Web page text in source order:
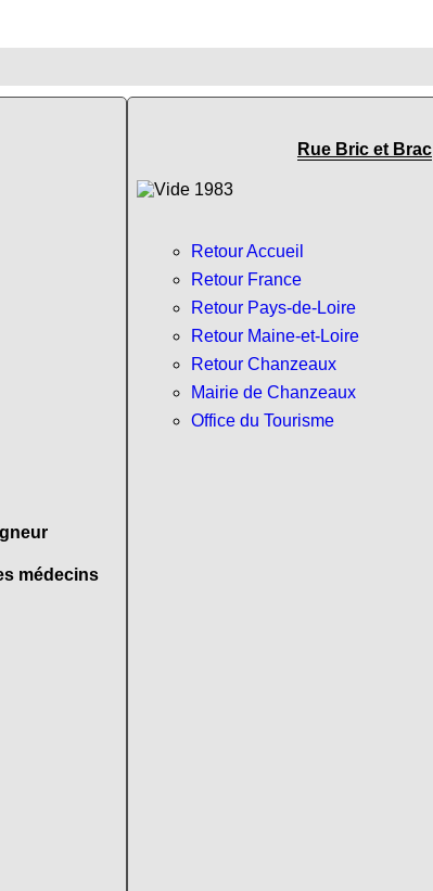
médecins
Rue Bric et Brac
Retour Accueil
Retour France
Retour Pays-de-Loire
Retour Maine-et-Loire
Retour Chanzeaux
Mairie de Chanzeaux
Office du Tourisme